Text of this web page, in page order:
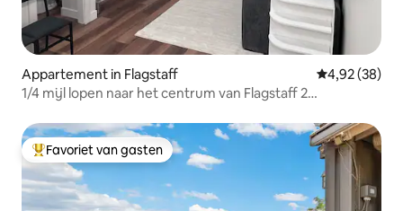
Appartement in Flagstaff Gemiddelde
4,92 (38)
1/4 mijl lopen naar het centrum van Flagstaff 2
Topfavoriet van gasten
Favoriet van gasten